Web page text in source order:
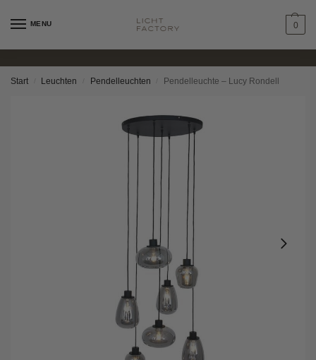
MENU 0
Start Leuchten Pendelleuchten Pendelleuchte – Lucy Rondell